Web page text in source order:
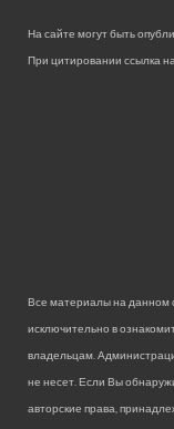
На сайте могут быть
При цитировании ссылка
Все материалы на данном
исключительно в
владельцам.
не несет. Если Вы
авторские права,